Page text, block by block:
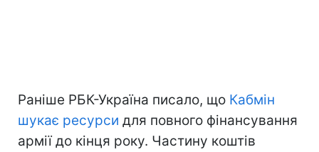
Раніше РБК-Україна писало, що Кабмін
шукає ресурси для повного фінансування
армії до кінця року. Частину коштів